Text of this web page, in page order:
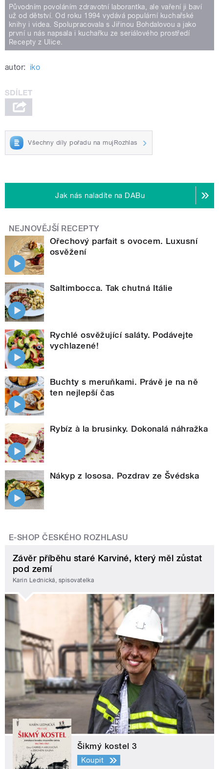
Původním povoláním zdravotní laborantka, ale vaření ji baví
už od dětství. Od roku 1994 vydává populární kuchařské
knihy i videa. Spolupracovala s Jiřinou Bohdalovou a jako
první u nás napsala i kuchařku ze seriálového prostředí
Recepty z Ulice.
autor: iko
Všechny díly pořadu na mujRozhlas
Jak nás naladíte na DABu
NEJNOVĚJŠÍ RECEPTY
Ořechový parfait s ovocem. Luxusní
osvěžení
Saltimbocca. Tak chutná Itálie
Rychlé osvěžující saláty. Podávejte
vychlazené!
Buchty s meruňkami. Právě je na ně
ten nejlepší čas
Rybíz à la brusinky. Dokonalá náhražka
Nákyp z lososa. Pozdrav ze Švédska
E-SHOP ČESKÉHO ROZHLASU
Závěr příběhu staré Karviné, který měl zůstat
pod zemí
Karin Lednická, spisovatelka
Šikmý kostel 3
Koupit